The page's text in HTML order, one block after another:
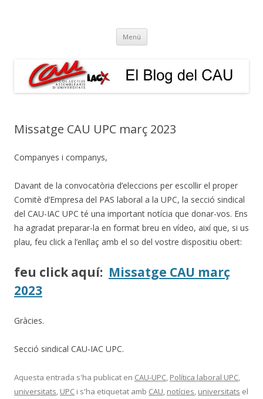
Menú Vés
contingut
Missatge CAU UPC març 2023
Companyes i companys,
Davant de la convocatòria d’eleccions per escollir el proper
Comitè d’Empresa del PAS laboral a la UPC, la secció sindical
del CAU-IAC UPC té una important notícia que donar-vos. Ens
ha agradat preparar-la en format breu en vídeo, així que, si us
plau, feu click a l’enllaç amb el so del vostre dispositiu obert:
feu click aquí: Missatge CAU març
2023
Gràcies.
Secció sindical CAU-IAC UPC.
Aquesta entrada s'ha publicat en CAU-UPC Política laboral UPC
universitats UPC i s'ha etiquetat amb CAU notícies universitats el